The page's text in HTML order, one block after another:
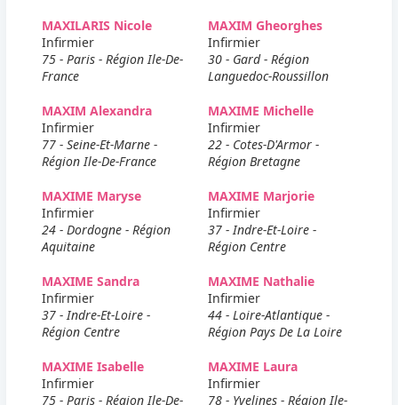
MAXILARIS Nicole
Infirmier
75 - Paris - Région Ile-De-
France
MAXIM Gheorghes
Infirmier
30 - Gard - Région
Languedoc-Roussillon
MAXIM Alexandra
Infirmier
77 - Seine-Et-Marne -
Région Ile-De-France
MAXIME Michelle
Infirmier
22 - Cotes-D'Armor -
Région Bretagne
MAXIME Maryse
Infirmier
24 - Dordogne - Région
Aquitaine
MAXIME Marjorie
Infirmier
37 - Indre-Et-Loire -
Région Centre
MAXIME Sandra
Infirmier
37 - Indre-Et-Loire -
Région Centre
MAXIME Nathalie
Infirmier
44 - Loire-Atlantique -
Région Pays De La Loire
MAXIME Isabelle
Infirmier
75 - Paris - Région Ile-De-
MAXIME Laura
Infirmier
78 - Yvelines - Région Ile-